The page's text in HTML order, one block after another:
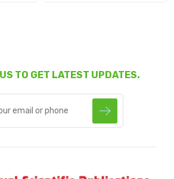
TO GET LATEST UPDATES.